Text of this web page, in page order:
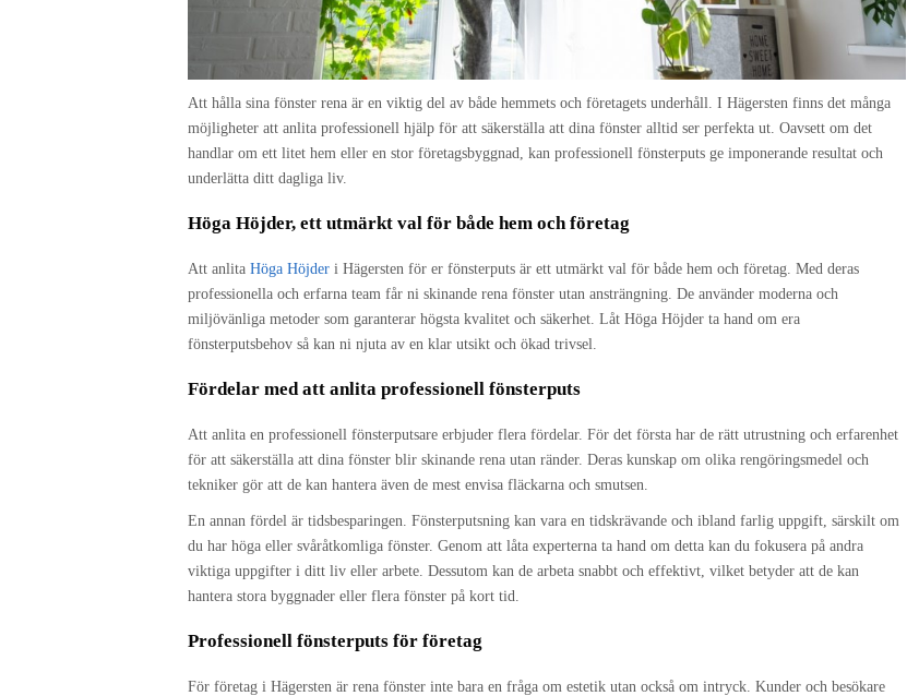
Att hålla sina fönster rena är en viktig del av både hemmets och företagets underhåll. I Hägersten finns det många
möjligheter att anlita professionell hjälp för att säkerställa att dina fönster alltid ser perfekta ut. Oavsett om det
handlar om ett litet hem eller en stor företagsbyggnad, kan professionell fönsterputs ge imponerande resultat och
underlätta ditt dagliga liv.
Höga Höjder, ett utmärkt val för både hem och företag
Att anlita Höga Höjder i Hägersten för er fönsterputs är ett utmärkt val för både hem och företag. Med deras
professionella och erfarna team får ni skinande rena fönster utan ansträngning. De använder moderna och
miljövänliga metoder som garanterar högsta kvalitet och säkerhet. Låt Höga Höjder ta hand om era
fönsterputsbehov så kan ni njuta av en klar utsikt och ökad trivsel.
Fördelar med att anlita professionell fönsterputs
Att anlita en professionell fönsterputsare erbjuder flera fördelar. För det första har de rätt utrustning och erfarenhet
för att säkerställa att dina fönster blir skinande rena utan ränder. Deras kunskap om olika rengöringsmedel och
tekniker gör att de kan hantera även de mest envisa fläckarna och smutsen.
En annan fördel är tidsbesparingen. Fönsterputsning kan vara en tidskrävande och ibland farlig uppgift, särskilt om
du har höga eller svåråtkomliga fönster. Genom att låta experterna ta hand om detta kan du fokusera på andra
viktiga uppgifter i ditt liv eller arbete. Dessutom kan de arbeta snabbt och effektivt, vilket betyder att de kan
hantera stora byggnader eller flera fönster på kort tid.
Professionell fönsterputs för företag
För företag i Hägersten är rena fönster inte bara en fråga om estetik utan också om intryck. Kunder och besökare